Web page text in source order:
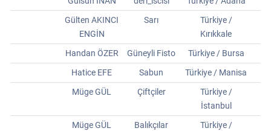
Gülten AKINCI
ENGİN
Sarı
Türkiye /
Kırıkkale
Handan ÖZER
Güneyli Fisto
Türkiye / Bursa
Hatice EFE
Sabun
Türkiye / Manisa
Müge GÜL
Çiftçiler
Türkiye /
İstanbul
Müge GÜL
Balıkçılar
Türkiye /